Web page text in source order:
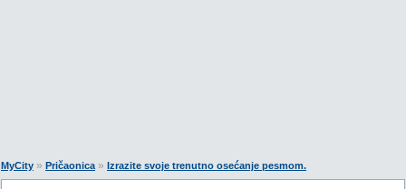
MyCity » Pričaonica» Izrazite svoje trenutno osećanje pesmom.